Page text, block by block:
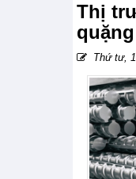
Thị
Thứ tư,